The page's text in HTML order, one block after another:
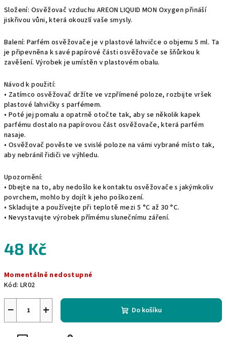
Složení: Osvěžovač vzduchu AREON LIQUID MON Oxygen přináší
jiskřivou vůni, která okouzlí vaše smysly.
Balení: Parfém osvěžovače je v plastové lahvičce o objemu 5 ml. Ta
je připevněna k savé papírové části osvěžovače se šňůrkou k
zavěšení. Výrobek je umístěn v plastovém obalu.
Návod k použití:
• Zatímco osvěžovač držíte ve vzpřímené poloze, rozbijte vršek
plastové lahvičky s parfémem.
• Poté jej pomalu a opatrně otočte tak, aby se několik kapek
parfému dostalo na papírovou část osvěžovače, která parfém
nasaje.
• Osvěžovač pověste ve svislé poloze na vámi vybrané místo tak,
aby nebránil řidiči ve výhledu.
Upozornění:
• Dbejte na to, aby nedošlo ke kontaktu osvěžovače s jakýmkoliv
povrchem, mohlo by dojít k jeho poškození.
• Skladujte a používejte při teplotě mezi 5 °C až 30 °C.
• Nevystavujte výrobek přímému slunečnímu záření.
48 Kč
cena:
Momentálně nedostupné
Kód: LR02
+
− Do košíku